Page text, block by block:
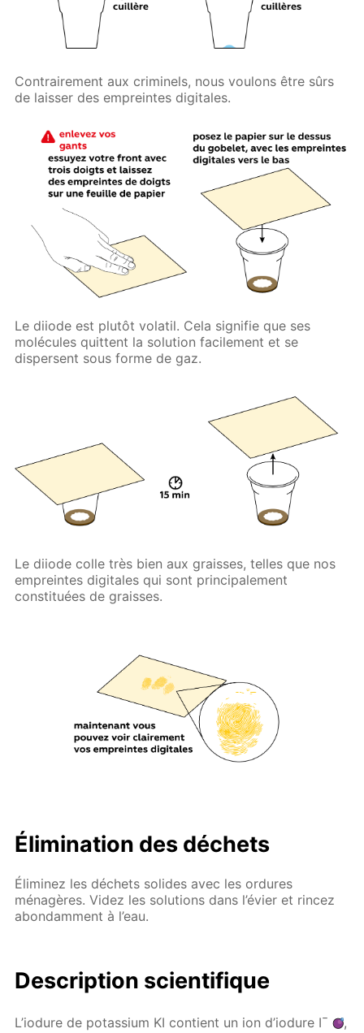
Contrairement aux criminels, nous voulons être sûrs
de laisser des empreintes digitales.
Le diiode est plutôt volatil. Cela signifie que ses
molécules quittent la solution facilement et se
dispersent sous forme de gaz.
Le diiode colle très bien aux graisses, telles que nos
empreintes digitales qui sont principalement
constituées de graisses.
Élimination des déchets
Éliminez les déchets solides avec les ordures
ménagères. Videz les solutions dans l’évier et rincez
abondamment à l’eau.
Description scientifique
L’iodure de potassium KI contient un ion d’iodure I−
,